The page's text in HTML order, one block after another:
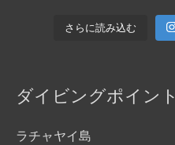
さらに読み込む
ダイビングポイント
ラチャヤイ島